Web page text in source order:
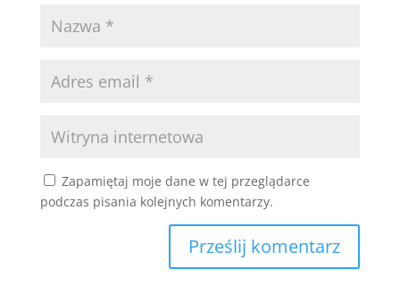
Zapamiętaj moje dane w tej przeglądarce
podczas pisania kolejnych komentarzy.